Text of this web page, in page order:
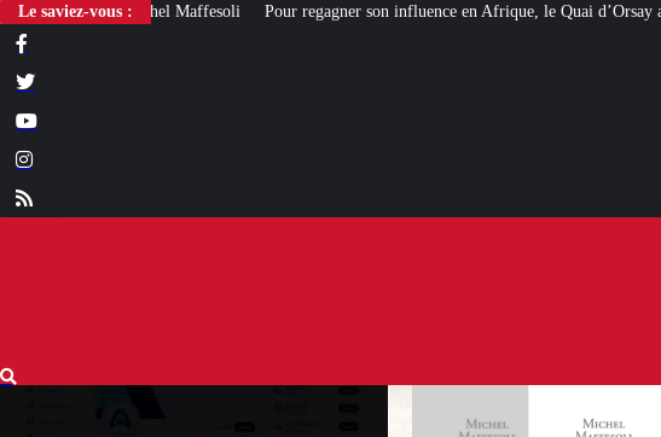
Le saviez-vous :
Pour regagner son influence en Afrique, le Quai d’Orsay a choisi… Instagram